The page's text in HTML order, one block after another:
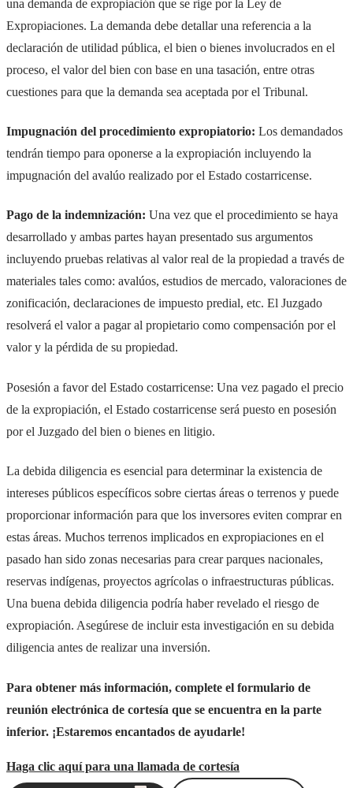
una demanda de expropiación que se rige por la Ley de
Expropiaciones. La demanda debe detallar una referencia a la
declaración de utilidad pública, el bien o bienes involucrados en el
proceso, el valor del bien con base en una tasación, entre otras
cuestiones para que la demanda sea aceptada por el Tribunal.
Impugnación del procedimiento expropiatorio: Los demandados
tendrán tiempo para oponerse a la expropiación incluyendo la
impugnación del avalúo realizado por el Estado costarricense.
Pago de la indemnización: Una vez que el procedimiento se haya
desarrollado y ambas partes hayan presentado sus argumentos
incluyendo pruebas relativas al valor real de la propiedad a través de
materiales tales como: avalúos, estudios de mercado, valoraciones de
zonificación, declaraciones de impuesto predial, etc. El Juzgado
resolverá el valor a pagar al propietario como compensación por el
valor y la pérdida de su propiedad.
Posesión a favor del Estado costarricense: Una vez pagado el precio
de la expropiación, el Estado costarricense será puesto en posesión
por el Juzgado del bien o bienes en litigio.
La debida diligencia es esencial para determinar la existencia de
intereses públicos específicos sobre ciertas áreas o terrenos y puede
proporcionar información para que los inversores eviten comprar en
estas áreas. Muchos terrenos implicados en expropiaciones en el
pasado han sido zonas necesarias para crear parques nacionales,
reservas indígenas, proyectos agrícolas o infraestructuras públicas.
Una buena debida diligencia podría haber revelado el riesgo de
expropiación. Asegúrese de incluir esta investigación en su debida
diligencia antes de realizar una inversión.
Para obtener más información, complete el formulario de
reunión electrónica de cortesía que se encuentra en la parte
inferior. ¡Estaremos encantados de ayudarle!
Haga clic aquí para una llamada de cortesía